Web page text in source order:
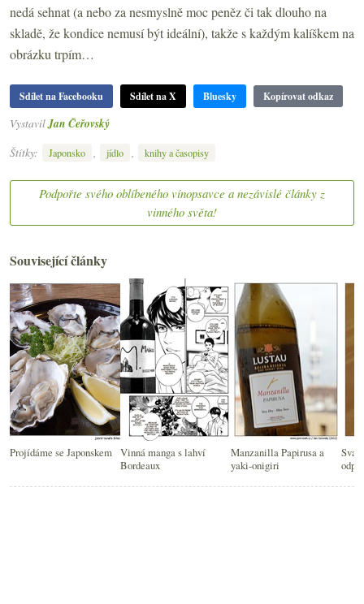
nedá sehnat (a nebo za nesmyslně moc peněz či tak dlouho na
skladě, že kondice nemusí být ideální), takže s každým kalíškem na
obrázku trpím…
Sdílet na Facebooku Sdílet na X Bluesky Kopírovat odkaz
Vystavil Jan Čeřovský
Štítky:
Japonsko , jídlo , knihy a časopisy
Podpořte svého oblíbeného vínopsavce a nezávislé články z
vinného světa!
Související články
Projídáme se Japonskem Vinná manga s lahví
Bordeaux
Manzanilla Papirusa a
yaki-onigiri